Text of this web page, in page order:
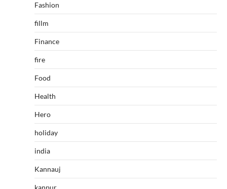
Fashion
fillm
Finance
fire
Food
Health
Hero
holiday
india
Kannauj